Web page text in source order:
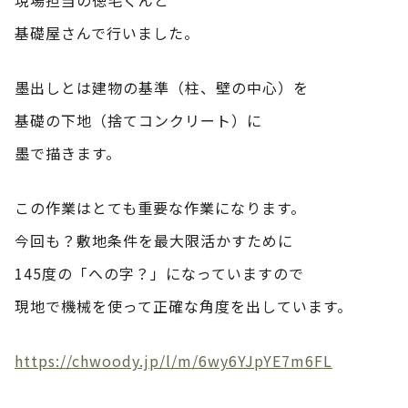
基礎屋さんで行いました。
墨出しとは建物の基準（柱、壁の中心）を
基礎の下地（捨てコンクリート）に
墨で描きます。
この作業はとても重要な作業になります。
今回も？敷地条件を最大限活かすために
145度の「への字？」になっていますので
現地で機械を使って正確な角度を出しています。
https://chwoody.jp/l/m/6wy6YJpYE7m6FL